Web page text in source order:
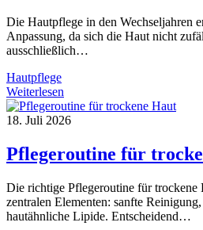
und
was
nicht
Die Hautpflege in den Wechseljahren
Anpassung, da sich die Haut nicht
ausschließlich…
Hautpflege
Weiterlesen
in
den
die
jetzt
braucht
18. Juli 2026
Pflegeroutine für
Die richtige Pflegeroutine für trockene
zentralen Elementen: sanfte
hautähnliche Lipide. Entscheidend…